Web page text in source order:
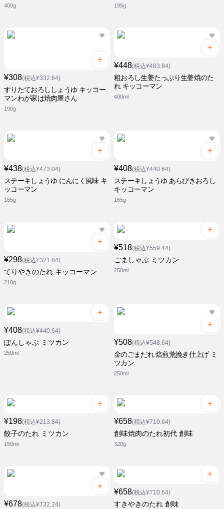
400g 195g
¥308(税込¥332.64)
すりたておろししょうゆ キッコー
マンわが家は焼肉屋さん
190g
¥448(税込¥483.84)
粗おろし生姜たっぷり生姜焼のた
れ キッコーマン
400ml
¥438(税込¥473.04)
ステーキしょうゆ にんにく風味 キ
ッコーマン
165g
¥408(税込¥440.64)
ステーキしょうゆ あらびきおろし
キッコーマン
165g
¥298(税込¥321.84)
てりやきのたれ キッコーマン
210g
¥518(税込¥559.44)
ごましゃぶ ミツカン
250ml
¥408(税込¥440.64)
ぽんしゃぶ ミツカン
250ml
¥508(税込¥548.64)
金のごまだれ 焙煎荒挽き仕上げ ミ
ツカン
250ml
¥198(税込¥213.84)
餃子のたれ ミツカン
150ml
¥658(税込¥710.64)
創味焼肉のたれ初代 創味
320g
¥678(税込¥732.24)
¥658(税込¥710.64)
すきやきのたれ 創味